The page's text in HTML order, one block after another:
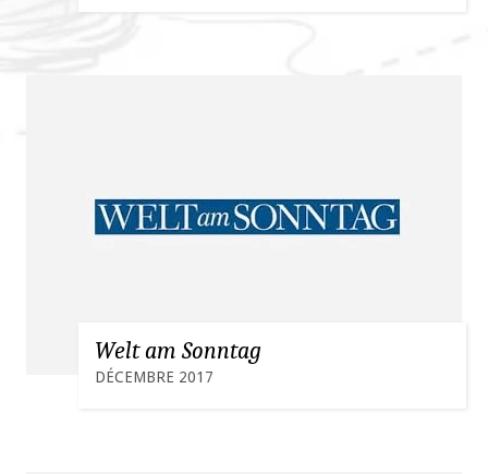
Welt am Sonntag
DÉCEMBRE 2017